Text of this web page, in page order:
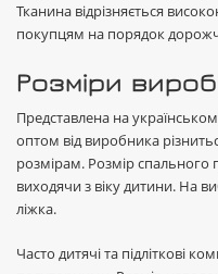
Тканина відрізняється
покупцям на порядок
Розміри
Представлена на
оптом від виробника
розмірам. Розмір спального
виходячи з віку дитини. На
ліжка.
Часто дитячі та підліткові